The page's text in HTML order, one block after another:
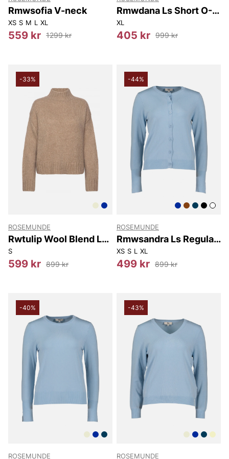
Rmwsofia V-neck
XS S M L XL
559 kr 1299 kr
Rmwdana Ls Short O-
neck Pullover
XL
405 kr 999 kr
-33%
ROSEMUNDE
Rwtulip Wool Blend Ls
Turtleneck Plain
Pullover
S
599 kr 899 kr
-44%
ROSEMUNDE
Rmwsandra Ls Regular
Cardigan
XS S L XL
499 kr 899 kr
-40%
ROSEMUNDE
-43%
ROSEMUNDE